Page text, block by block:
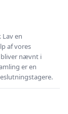
en
af vores
bliver nævnt i
er en